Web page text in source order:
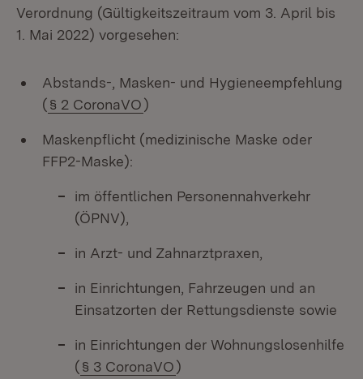
Verordnung (Gültigkeitszeitraum vom 3. April bis
1. Mai 2022) vorgesehen:
Abstands-, Masken- und Hygieneempfehlung
(§ 2 CoronaVO)
Maskenpflicht (medizinische Maske oder
FFP2-Maske):
im öffentlichen Personennahverkehr
(ÖPNV),
in Arzt- und Zahnarztpraxen,
in Einrichtungen, Fahrzeugen und an
Einsatzorten der Rettungsdienste sowie
in Einrichtungen der Wohnungslosenhilfe
(§ 3 CoronaVO)